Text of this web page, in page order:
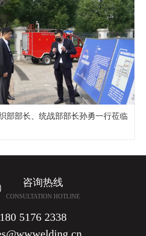
部部长、统战部部长孙勇一行莅临
咨询热线
CONSULTATION HOTLINE
180 5176 2338